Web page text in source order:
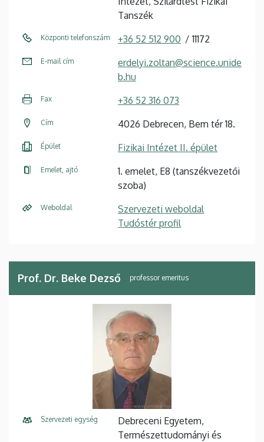
Tanszék
Központi telefonszám +36 52 512 900 11172
E-mail cím
erdelyi.zoltan@science.unide
b.hu
Fax +36 52 316 073
Cím 4026 Debrecen, Bem tér 18.
Épület Fizikai Intézet II. épület
Emelet, ajtó
1. emelet, E8 (tanszékvezetői
szoba)
Weboldal
Szervezeti weboldal
Tudóstér profil
Prof. Dr. Beke Dezső professor emeritus
Szervezeti egység
Debreceni Egyetem,
Természettudományi és